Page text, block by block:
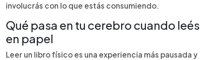
involucrás con lo que estás consumiendo.
Qué pasa en tu cerebro cuando leés
en papel
Leer un libro físico es una experiencia más pausada y